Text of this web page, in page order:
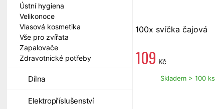
Ústní hygiena
Velikonoce
Vlasová kosmetika
Vše pro zvířata
Zapalovače
Zdravotnické potřeby
Dílna
Elektropříslušenství
100x svíčka čajová
109 Kč
Skladem > 100 ks